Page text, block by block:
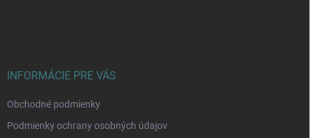
INFORMÁCIE PRE VÁS
Obchodné podmienky
Podmienky ochrany osobných údajov